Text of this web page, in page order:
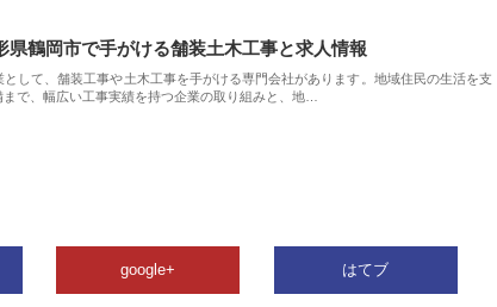
鶴岡市で手がける舗装土木工事と求人情報
して、舗装工事や土木工事を手がける専門会社があります。地域住民の生活を支
で、幅広い工事実績を持つ企業の取り組みと、地…
google+ はてブ